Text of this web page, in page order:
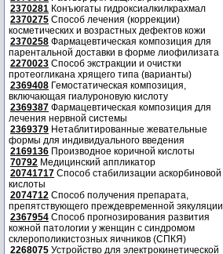
2370281 Конъюгаты гидроксиалкилкрахмал
2370275 Способ лечения (коррекции)
косметических и возрастных дефектов кожи
2370258 Фармацевтическая композиция для
парентальной доставки в форме лиофилизата
2270023 Способ экстракции и очистки
протеогликана хрящего типа (варианты)
2369408 Гемостатическая композиция,
включающая гиалуроновую кислоту
2369387 Фармацевтическая композиция для
лечения нервной системы
2369379 Нетаблитированные жевательные
формы для индивидуального введения
2169136 Производное коричной кислоты
70792 Медицинский аппликатор
20741717 Способ стабилизации аскорбиновой
кислоты
2074712 Способ получения препарата,
препятствующего преждевременной эякуляции
2367954 Способ прогнозирования развития
кожной патологии у женщин с синдромом
склерополикистозных яичников (СПКЯ)
2268075 Устройство для электрокинетической